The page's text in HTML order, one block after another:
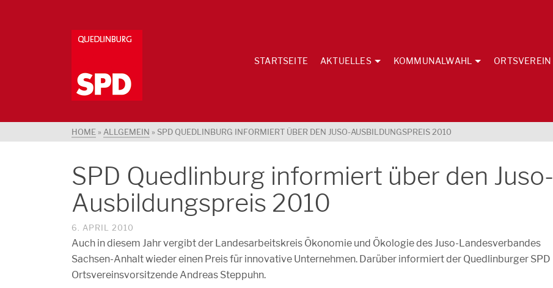
STARTSEITE AKTUELLES KOMMUNALWAHL ORTSVEREIN
HOME » ALLGEMEIN » SPD QUEDLINBURG INFORMIERT ÜBER DEN JUSO-AUSBILDUNGSPREIS 2010
SPD Quedlinburg informiert über den Juso-
Ausbildungspreis 2010
6. APRIL 2010
Auch in diesem Jahr vergibt der Landesarbeitskreis Ökonomie und Ökologie des Juso-Landesverbandes
Sachsen-Anhalt wieder einen Preis für innovative Unternehmen. Darüber informiert der Quedlinburger SPD
Ortsvereinsvorsitzende Andreas Steppuhn.